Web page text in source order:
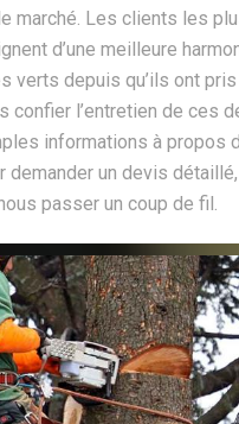
marché. Les clients les
d’une meilleure
verts depuis qu’ils ont pris
confier l’entretien de ces
informations à propos
demander un devis
passer un coup de fil.